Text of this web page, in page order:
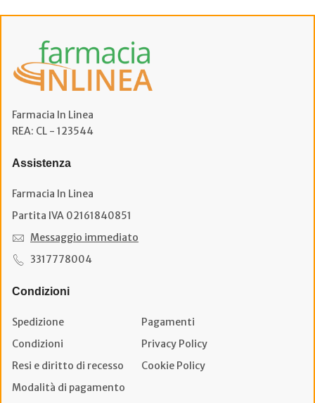
Farmacia In Linea
REA: CL - 123544
Assistenza
Farmacia In Linea
Partita IVA 02161840851
Messaggio immediato
3317778004
Condizioni
Spedizione
Pagamenti
Condizioni
Privacy Policy
Resi e diritto di recesso
Cookie Policy
Modalità di pagamento